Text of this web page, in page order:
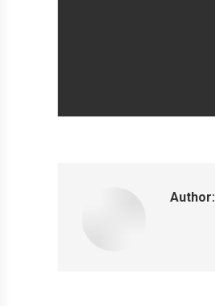
Author: